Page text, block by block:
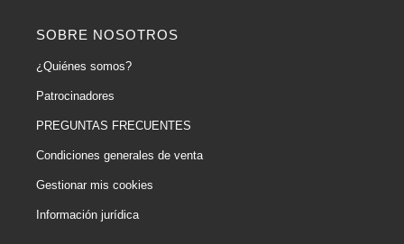
SOBRE NOSOTROS
¿Quiénes somos?
Patrocinadores
PREGUNTAS FRECUENTES
Condiciones generales de venta
Gestionar mis cookies
Información jurídica